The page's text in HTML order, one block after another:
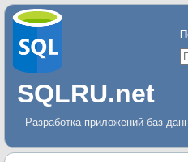
SQLRU.net
Разработка приложений баз